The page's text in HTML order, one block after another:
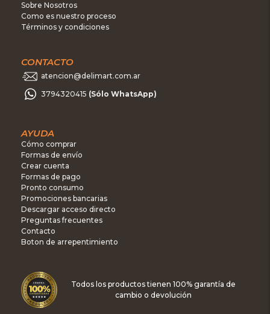
Sobre Nosotros
Como es nuestro proceso
Términos y condiciones
CONTACTO
atencion@delimart.com.ar
3794320415 (Sólo WhatsApp)
AYUDA
Cómo comprar
Formas de envío
Crear cuenta
Formas de pago
Pronto consumo
Promociones bancarias
Descargar acceso directo
Preguntas frecuentes
Contacto
Boton de arrepentimiento
Todos los productos tienen 100% garantía de
cambio o devolución